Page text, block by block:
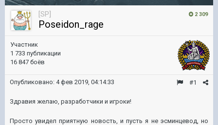
2 309
[SP]
Poseidon_rage
Участник
1 733 публикации
16 847 боёв
#1
Опубликовано: 4 фев 2019, 04:14:33
Здравия желаю, разработчики и игроки!
Просто увидел приятную новость, и пусть я не эсминцевод, но